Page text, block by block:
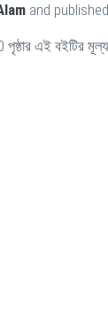
and
এই বইটির